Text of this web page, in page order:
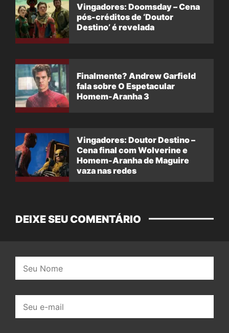
Vingadores: Doomsday – Cena
pós-créditos de ‘Doutor
Destino’ é revelada
Finalmente? Andrew Garfield
fala sobre O Espetacular
Homem-Aranha 3
Vingadores: Doutor Destino –
Cena final com Wolverine e
Homem-Aranha de Maguire
vaza nas redes
DEIXE SEU COMENTÁRIO
mail: